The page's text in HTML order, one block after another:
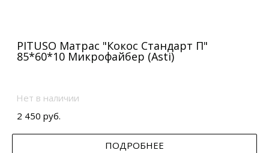
PITUSO Матрас "Кокос Стандарт П"
85*60*10 Микрофайбер (Asti)
Нет в наличии
2 450 руб.
ПОДРОБНЕЕ